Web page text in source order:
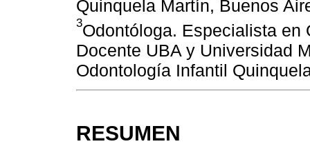
Quinquela Martín, Buenos
3Odontóloga. Especialista en
Docente UBA y Universidad
Odontología Infantil
RESUMEN